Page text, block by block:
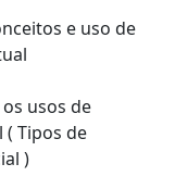
e uso de
usos de
( Tipos de
)